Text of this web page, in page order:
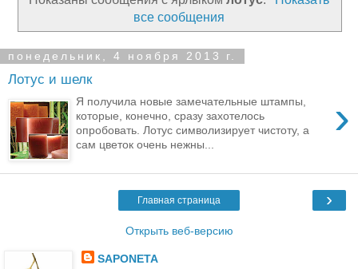
все сообщения
понедельник, 4 ноября 2013 г.
Лотус и шелк
›
Я получила новые замечательные штампы,
которые, конечно, сразу захотелось
опробовать. Лотус символизирует чистоту, а
сам цветок очень нежны...
›
Главная страница
Открыть веб-версию
SAPONETA